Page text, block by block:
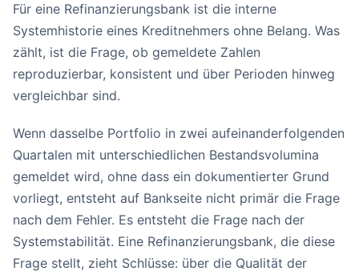
Für eine Refinanzierungsbank ist die interne
Systemhistorie eines Kreditnehmers ohne Belang. Was
zählt, ist die Frage, ob gemeldete Zahlen
reproduzierbar, konsistent und über Perioden hinweg
vergleichbar sind.
Wenn dasselbe Portfolio in zwei aufeinanderfolgenden
Quartalen mit unterschiedlichen Bestandsvolumina
gemeldet wird, ohne dass ein dokumentierter Grund
vorliegt, entsteht auf Bankseite nicht primär die Frage
nach dem Fehler. Es entsteht die Frage nach der
Systemstabilität. Eine Refinanzierungsbank, die diese
Frage stellt, zieht Schlüsse: über die Qualität der